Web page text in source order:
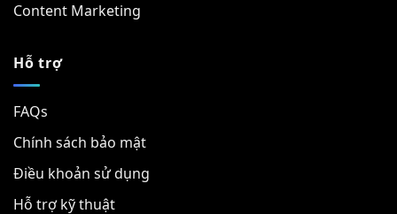
Content Marketing
Hỗ trợ
FAQs
Chính sách bảo mật
Điều khoản sử dụng
Hỗ trợ kỹ thuật